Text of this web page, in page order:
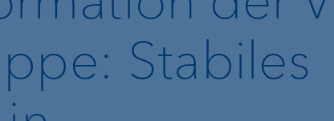
Stabiles